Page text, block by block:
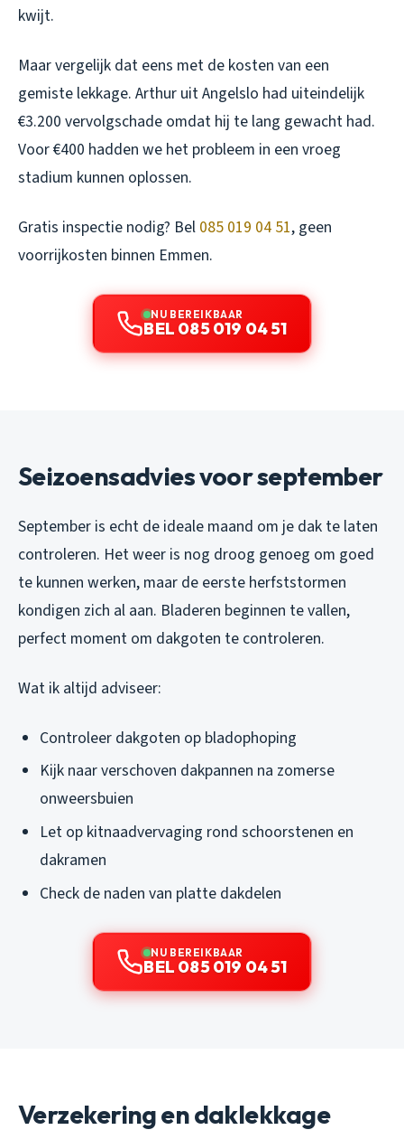
kwijt.
Maar vergelijk dat eens met de kosten van een
gemiste lekkage. Arthur uit Angelslo had uiteindelijk
€3.200 vervolgschade omdat hij te lang gewacht had.
Voor €400 hadden we het probleem in een vroeg
stadium kunnen oplossen.
Gratis inspectie nodig? Bel 085 019 04 51, geen
voorrijkosten binnen Emmen.
NU BEREIKBAAR
BEL 085 019 04 51
Seizoensadvies voor september
September is echt de ideale maand om je dak te laten
controleren. Het weer is nog droog genoeg om goed
te kunnen werken, maar de eerste herfststormen
kondigen zich al aan. Bladeren beginnen te vallen,
perfect moment om dakgoten te controleren.
Wat ik altijd adviseer:
Controleer dakgoten op bladophoping
Kijk naar verschoven dakpannen na zomerse
onweersbuien
Let op kitnaadvervaging rond schoorstenen en
dakramen
Check de naden van platte dakdelen
NU BEREIKBAAR
BEL 085 019 04 51
Verzekering en daklekkage